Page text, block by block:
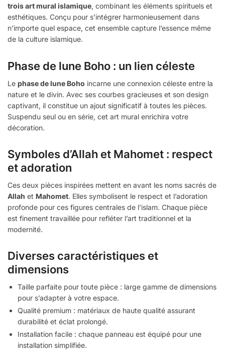
trois art mural islamique, combinant les éléments spirituels et
esthétiques. Conçu pour s’intégrer harmonieusement dans
n’importe quel espace, cet ensemble capture l’essence même
de la culture islamique.
Phase de lune Boho : un lien céleste
Le phase de lune Boho incarne une connexion céleste entre la
nature et le divin. Avec ses courbes gracieuses et son design
captivant, il constitue un ajout significatif à toutes les pièces.
Suspendu seul ou en série, cet art mural enrichira votre
décoration.
Symboles d’Allah et Mahomet : respect
et adoration
Ces deux pièces inspirées mettent en avant les noms sacrés de
Allah et Mahomet. Elles symbolisent le respect et l’adoration
profonde pour ces figures centrales de l’islam. Chaque pièce
est finement travaillée pour refléter l’art traditionnel et la
modernité.
Diverses caractéristiques et
dimensions
Taille parfaite pour toute pièce : large gamme de dimensions
pour s’adapter à votre espace.
Qualité premium : matériaux de haute qualité assurant
durabilité et éclat prolongé.
Installation facile : chaque panneau est équipé pour une
installation simplifiée.